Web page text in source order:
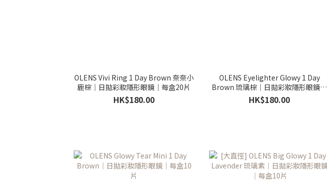
OLENS Vivi Ring 1 Day Brown 奈奈小
鹿棕｜日拋彩妝隱形眼鏡｜每盒20片
HK$180.00
OLENS Eyelighter Glowy 1 Day
Brown 琉璃棕｜日拋彩妝隱形眼鏡｜
每盒20片
HK$180.00